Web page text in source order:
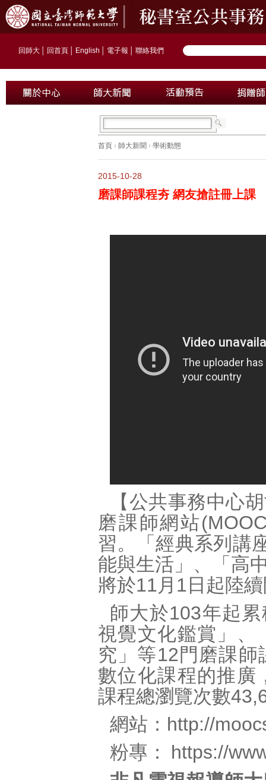
回師大 回首頁 English 電子報 聯絡我們
首頁 › 師大新聞 › 學術動態
2015-10-28
磨課師課程夯 網友搶註冊上課
【公共事務中心
磨課師網站
習。「經典系列講
能與生活」、「高
將於11月1日起陸
師大於103年起
視覺文化鑑賞」、
究」等12門磨課
數位化課程的推廣
課程總瀏覽次數
網站： http://
粉專：
https://